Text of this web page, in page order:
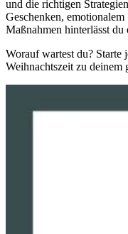
und die richtigen
Geschenken,
Maßnahmen hinterlässt
Worauf wartest du? Starte
Weihnachtszeit zu